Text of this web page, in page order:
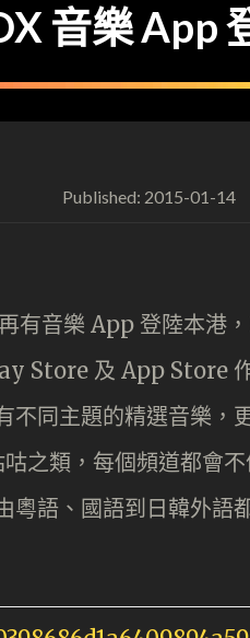
音樂 App
Published: 2015-01-14
有音樂 App 登陸本港
Store 及 App Store
不同主題的精選音樂，
之類，每個頻道都會
粵語、國語到日韓外語